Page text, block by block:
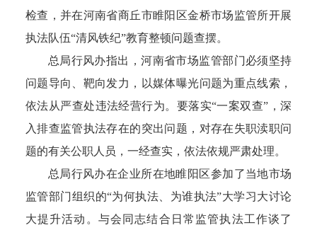
检查，并在河南省商丘市睢阳区金桥市场监管所开展
执法队伍“清风铁纪”教育整顿问题查摆。
总局行风办指出，河南省市场监管部门必须坚持
问题导向、靶向发力，以媒体曝光问题为重点线索，
依法从严查处违法经营行为。要落实“一案双查”，深
入排查监管执法存在的突出问题，对存在失职渎职问
题的有关公职人员，一经查实，依法依规严肃处理。
总局行风办在企业所在地睢阳区参加了当地市场
监管部门组织的“为何执法、为谁执法”大学习大讨论
大提升活动。与会同志结合日常监管执法工作谈了